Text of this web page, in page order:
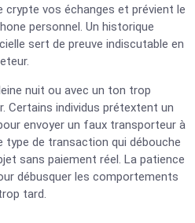
crypte vos échanges et prévient le
personnel. Un historique
sert de preuve indiscutable en
nuit ou avec un ton trop
Certains individus prétextent un
envoyer un faux transporteur à
type de transaction qui débouche
sans paiement réel. La patience
débusquer les comportements
tard.